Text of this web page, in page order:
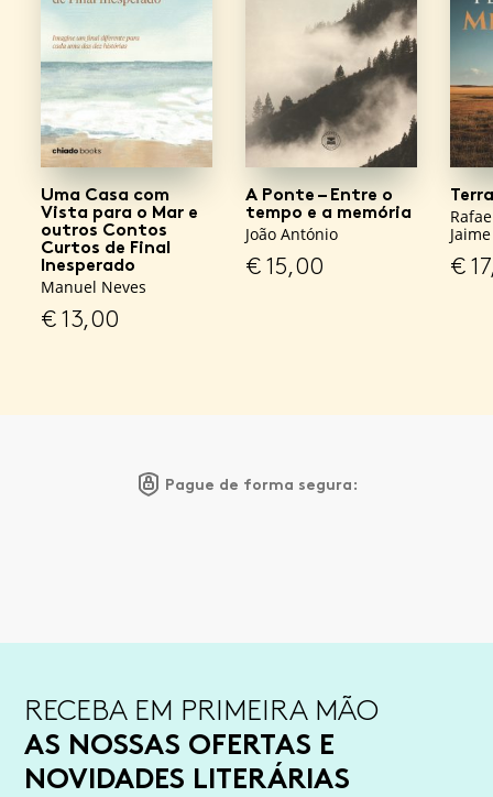
Uma Casa com
Vista para o Mar e
outros Contos
Curtos de Final
Inesperado
Manuel Neves
€13,00
A Ponte – Entre o
tempo e a memória
João António
€15,00 €
Pague de forma segura:
RECEBA EM PRIMEIRA MÃO
AS NOSSAS OFERTAS E
NOVIDADES LITERÁRIAS